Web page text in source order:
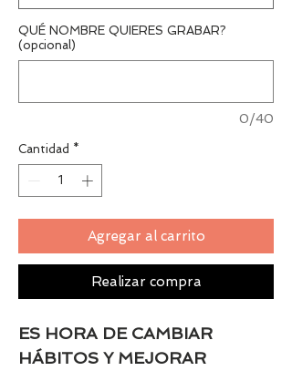
QUÉ NOMBRE QUIERES GRABAR?
(opcional)
0/40
Cantidad *
Agregar al carrito
Realizar compra
ES HORA DE CAMBIAR
HÁBITOS Y MEJORAR